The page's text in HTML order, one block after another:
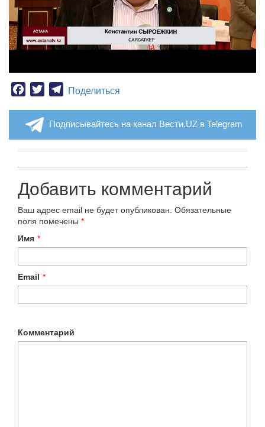
Facebook
TwitterTelegram
Поделиться
Подписывайтесь на канал Вести.UZ в Telegram
Добавить комментарий
Ваш адрес email не будет опубликован. Обязательные
поля помечены *
Имя *
Email *
Комментарий